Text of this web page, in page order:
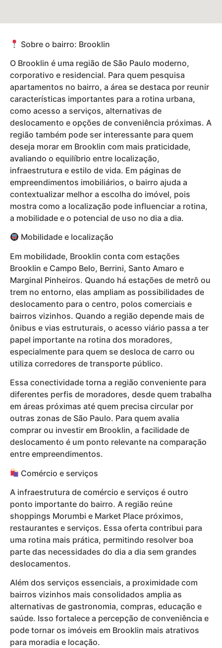
Sobre o bairro: Brooklin
O Brooklin é uma região de São Paulo moderno,
corporativo e residencial. Para quem pesquisa
apartamentos no bairro, a área se destaca por reunir
características importantes para a rotina urbana,
como acesso a serviços, alternativas de
deslocamento e opções de conveniência próximas. A
região também pode ser interessante para quem
deseja morar em Brooklin com mais praticidade,
avaliando o equilíbrio entre localização,
infraestrutura e estilo de vida. Em páginas de
empreendimentos imobiliários, o bairro ajuda a
contextualizar melhor a escolha do imóvel, pois
mostra como a localização pode influenciar a rotina,
a mobilidade e o potencial de uso no dia a dia.
Mobilidade e localização
Em mobilidade, Brooklin conta com estações
Brooklin e Campo Belo, Berrini, Santo Amaro e
Marginal Pinheiros. Quando há estações de metrô ou
trem no entorno, elas ampliam as possibilidades de
deslocamento para o centro, polos comerciais e
bairros vizinhos. Quando a região depende mais de
ônibus e vias estruturais, o acesso viário passa a ter
papel importante na rotina dos moradores,
especialmente para quem se desloca de carro ou
utiliza corredores de transporte público.
Essa conectividade torna a região conveniente para
diferentes perfis de moradores, desde quem trabalha
em áreas próximas até quem precisa circular por
outras zonas de São Paulo. Para quem avalia
comprar ou investir em Brooklin, a facilidade de
deslocamento é um ponto relevante na comparação
entre empreendimentos.
Comércio e serviços
A infraestrutura de comércio e serviços é outro
ponto importante do bairro. A região reúne
shoppings Morumbi e Market Place próximos,
restaurantes e serviços. Essa oferta contribui para
uma rotina mais prática, permitindo resolver boa
parte das necessidades do dia a dia sem grandes
deslocamentos.
Além dos serviços essenciais, a proximidade com
bairros vizinhos mais consolidados amplia as
alternativas de gastronomia, compras, educação e
saúde. Isso fortalece a percepção de conveniência e
pode tornar os imóveis em Brooklin mais atrativos
para moradia e locação.